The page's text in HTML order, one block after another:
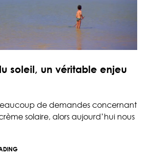
soleil, un véritable enjeu
de demandes concernant
solaire, alors aujourd’hui nous